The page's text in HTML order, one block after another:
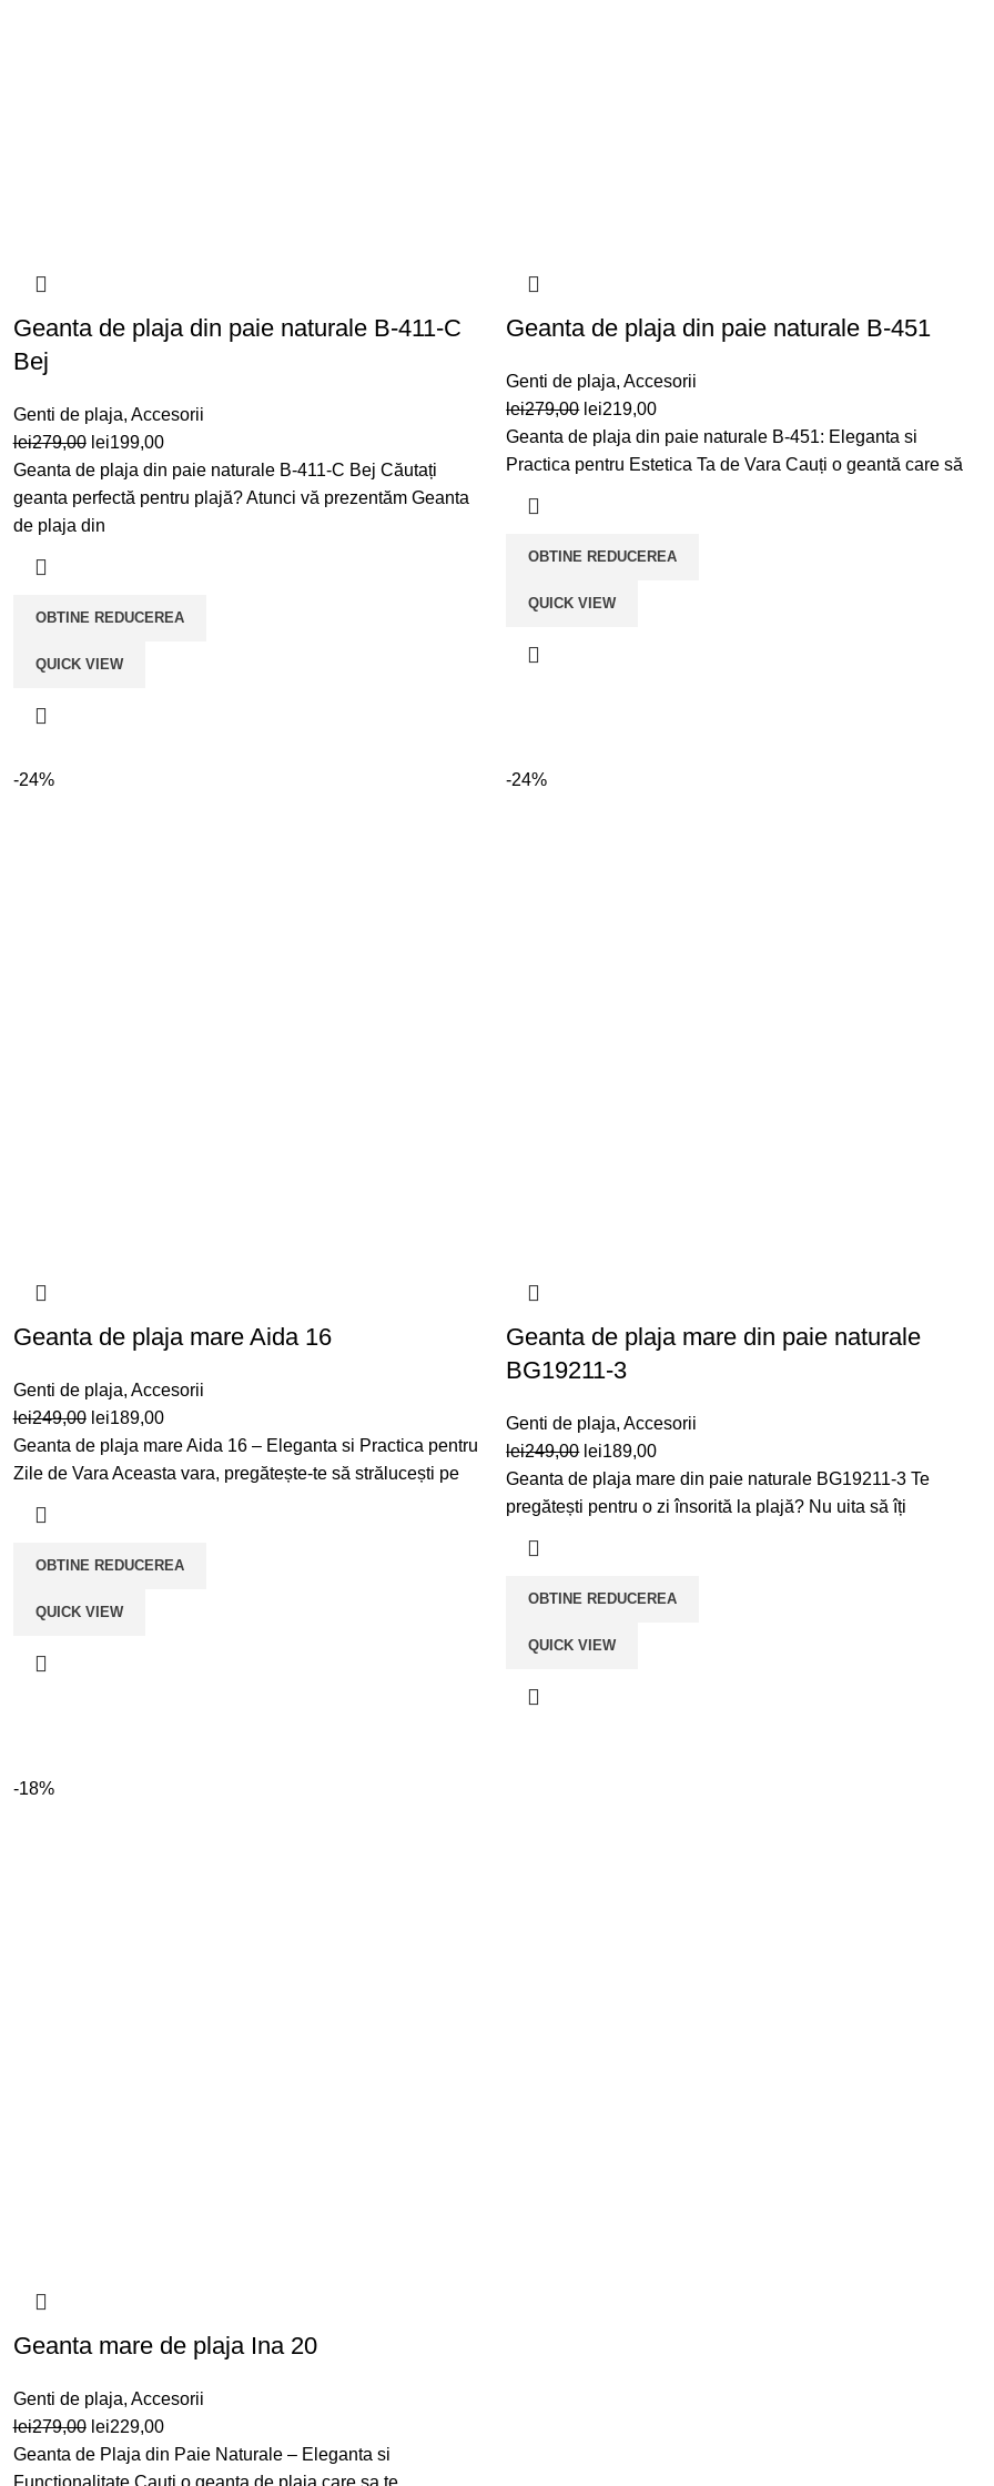
Geanta de plaja din paie naturale B-411-C
Bej
Genti de plaja, Accesorii
lei279,00 Prețul
inițial
a
fost:
lei199,00Prețul
curent
este:
Geanta de plaja din paie naturale B-411-C Bej Căutați
geanta perfectă pentru plajă? Atunci vă prezentăm Geanta
de plaja din
OBTINE REDUCEREA
QUICK VIEW
Geanta de plaja din paie naturale B-451
Genti de plaja,Accesorii
lei279,00 Prețul
inițial
a
lei219,00Prețul
curent
este:
Geanta de plaja din paie naturale B-451: Eleganta si
Practica pentru Estetica Ta de Vara Cauți o geantă care să
OBTINE REDUCEREA
QUICK VIEW
-24%
Geanta de plaja mare Aida 16
Genti de plaja, Accesorii
lei249,00 Prețul
inițial
a
lei189,00Prețul
curent
este:
Geanta de plaja mare Aida 16 – Eleganta si Practica pentru
Zile de Vara Aceasta vara, pregătește-te să strălucești pe
OBTINE REDUCEREA
QUICK VIEW
-24%
Geanta de plaja mare din paie naturale
BG19211-3
Genti de plaja,Accesorii
lei249,00 Prețul
inițial
a
lei189,00Prețul
curent
este:
Geanta de plaja mare din paie naturale BG19211-3 Te
pregătești pentru o zi însorită la plajă? Nu uita să îți
OBTINE REDUCEREA
QUICK VIEW
-18%
Geanta mare de plaja Ina 20
Genti de plaja, Accesorii
lei279,00 Prețul
inițial
a
lei229,00Prețul
curent
este:
Geanta de Plaja din Paie Naturale – Eleganta si
Functionalitate Cauti o geanta de plaja care sa te